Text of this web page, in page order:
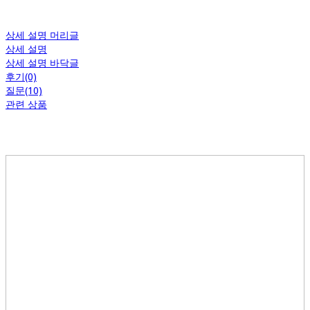
상세 설명 머리글
상세 설명
상세 설명 바닥글
후기(0)
질문(10)
관련 상품